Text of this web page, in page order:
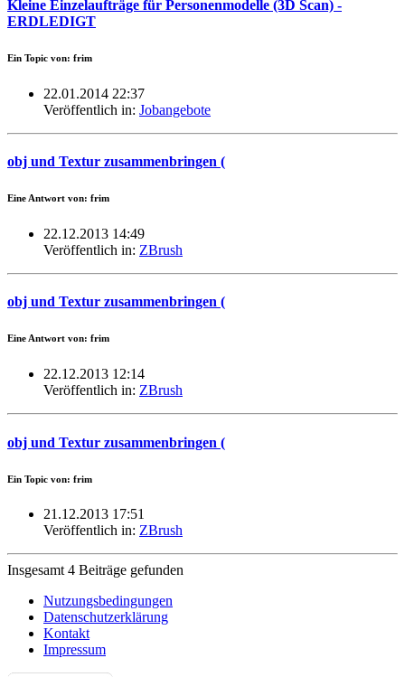
Kleine Einzelaufträge für Personenmodelle (3D Scan) -
ERDLEDIGT
Ein Topic von: frim
22.01.2014 22:37
Veröffentlich in: Jobangebote
obj und Textur zusammenbringen (
Eine Antwort von: frim
22.12.2013 14:49
Veröffentlich in: ZBrush
obj und Textur zusammenbringen (
Eine Antwort von: frim
22.12.2013 12:14
Veröffentlich in: ZBrush
obj und Textur zusammenbringen (
Ein Topic von: frim
21.12.2013 17:51
Veröffentlich in: ZBrush
Insgesamt 4 Beiträge gefunden
Nutzungsbedingungen
Datenschutzerklärung
Kontakt
Impressum